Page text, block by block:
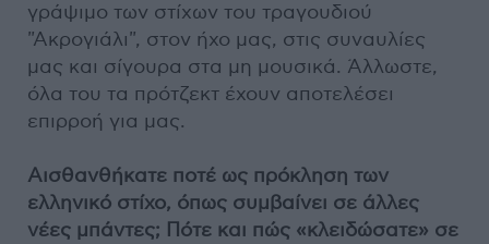
γράψιμο των στίχων του τραγουδιού
"Ακρογιάλι", στον ήχο μας, στις συναυλίες
μας και σίγουρα στα μη μουσικά. Άλλωστε,
όλα του τα πρότζεκτ έχουν αποτελέσει
επιρροή για μας.
Αισθανθήκατε ποτέ ως πρόκληση των
ελληνικό στίχο, όπως συμβαίνει σε άλλες
νέες μπάντες; Πότε και πώς «κλειδώσατε» σε